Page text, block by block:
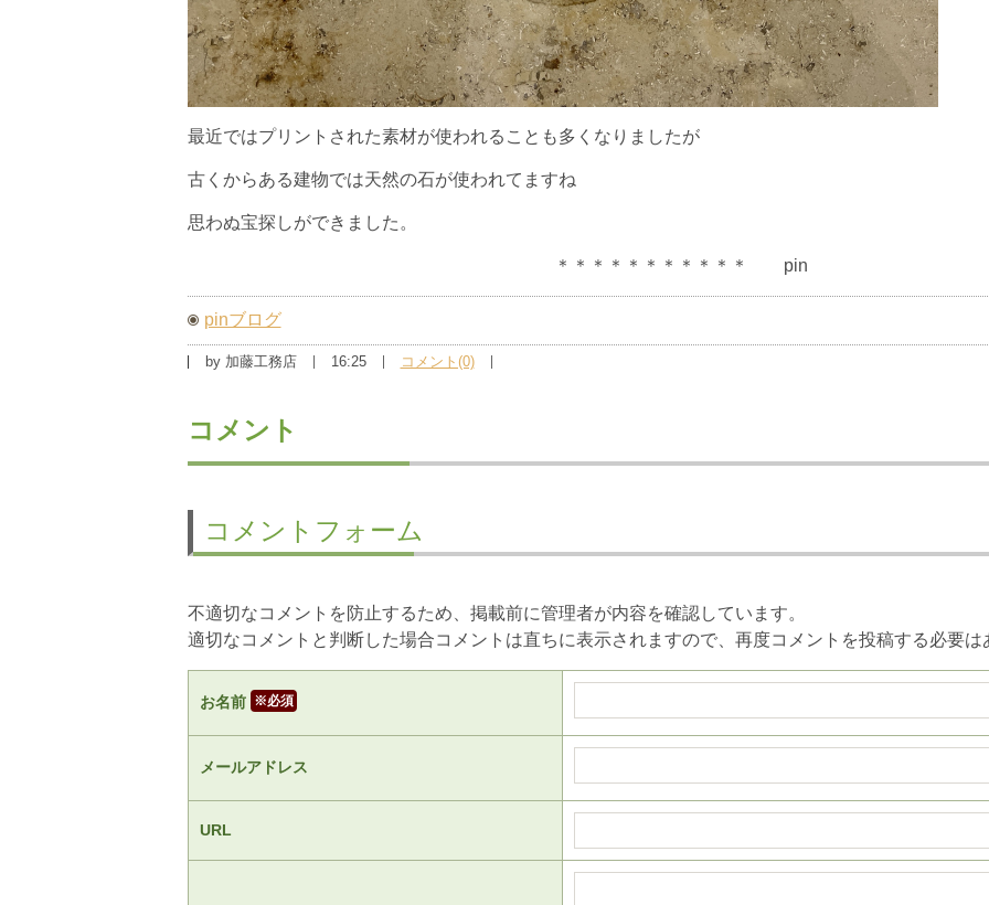
最近ではプリントされた素材が使われることも多くなりましたが
古くからある建物では天然の石が使われてますね
思わぬ宝探しができました。
＊＊＊＊＊＊＊＊＊＊＊ pin
pinブログ
by 加藤工務店 16:25 コメント(0)
コメント
コメントフォーム
不適切なコメントを防止するため、掲載前に管理者が内容を確認しています。
適切なコメントと判断した場合コメントは直ちに表示されますので、再度コメントを投稿する必要は
お名前 ※
メールアドレス
URL